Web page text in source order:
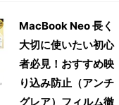
MacBook Neo 長く
大切に使いたい初心
者必見！おすすめ映
り込み防止（アンチ
グレア）フィルム徹